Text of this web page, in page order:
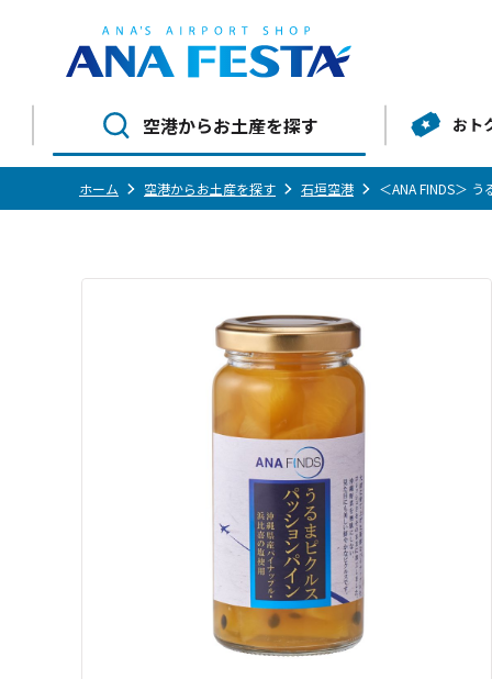
空港からお土産を探す おト
ホーム 空港からお土産を探す 石垣空港 ＜ANA FINDS＞